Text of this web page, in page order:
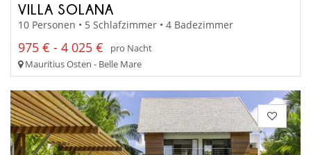
VILLA SOLANA
10 Personen • 5 Schlafzimmer • 4 Badezimmer
975 € - 4 025 €
pro Nacht
Mauritius Osten - Belle Mare